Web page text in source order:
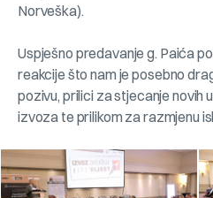
Norveška).
Uspješno predavanje g. Paića
reakcije što nam je posebno
pozivu, prilici za stjecanje novih
izvoza te prilikom za razmjenu